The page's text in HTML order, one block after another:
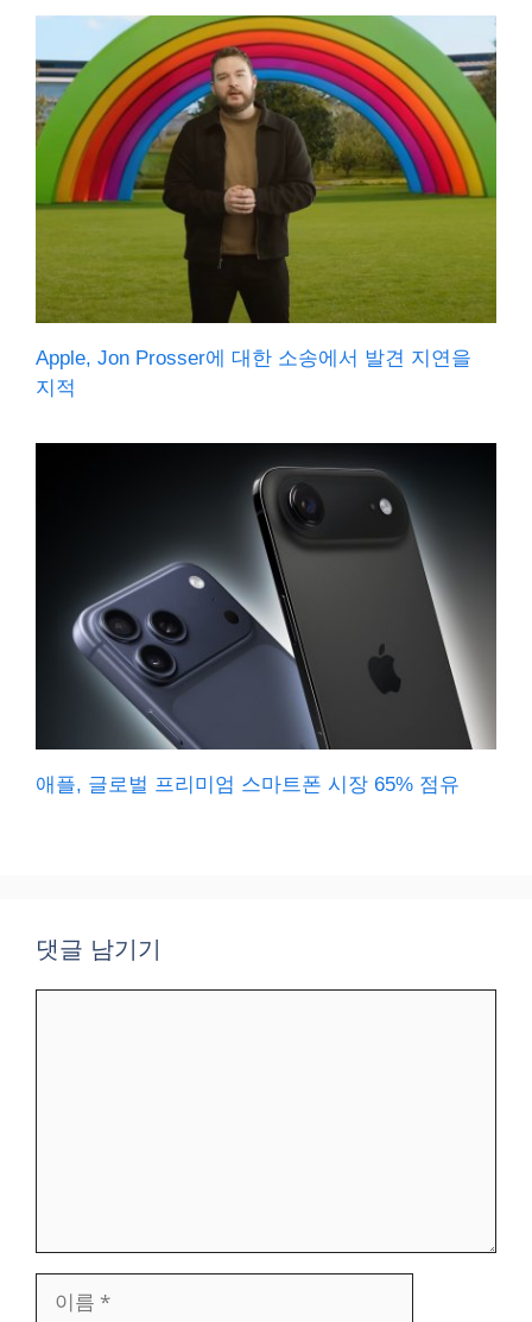
Apple, Jon Prosser에 대한 소송에서 발견 지연을
지적
애플, 글로벌 프리미엄 스마트폰 시장 65% 점유
댓글 남기기